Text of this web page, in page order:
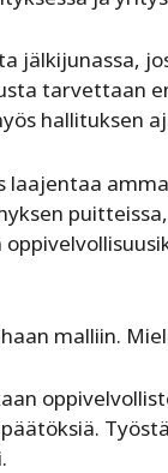
jälkijunassa,
tarvettaan
hallituksen
laajentaa
malliin.